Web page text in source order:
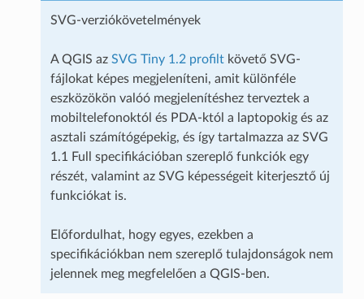
SVG-verziókövetelmények
A QGIS az SVG Tiny 1.2 profiltkövető SVG-
fájlokat képes megjeleníteni, amit különféle
eszközökön valóó megjelenítéshez terveztek a
mobiltelefonoktól és PDA-któl a laptopokig és az
asztali számítógépekig, és így tartalmazza az SVG
1.1 Full specifikációban szereplő funkciók egy
részét, valamint az SVG képességeit kiterjesztő új
funkciókat is.
Előfordulhat, hogy egyes, ezekben a
specifikációkban nem szereplő tulajdonságok nem
jelennek meg megfelelően a QGIS-ben.